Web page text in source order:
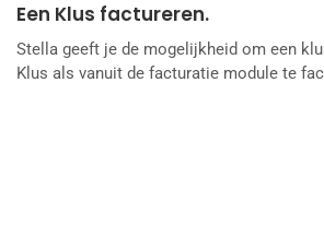
Een Klus factureren.
Stella geeft je de mogelijkheid om een
Klus als vanuit de facturatie module te